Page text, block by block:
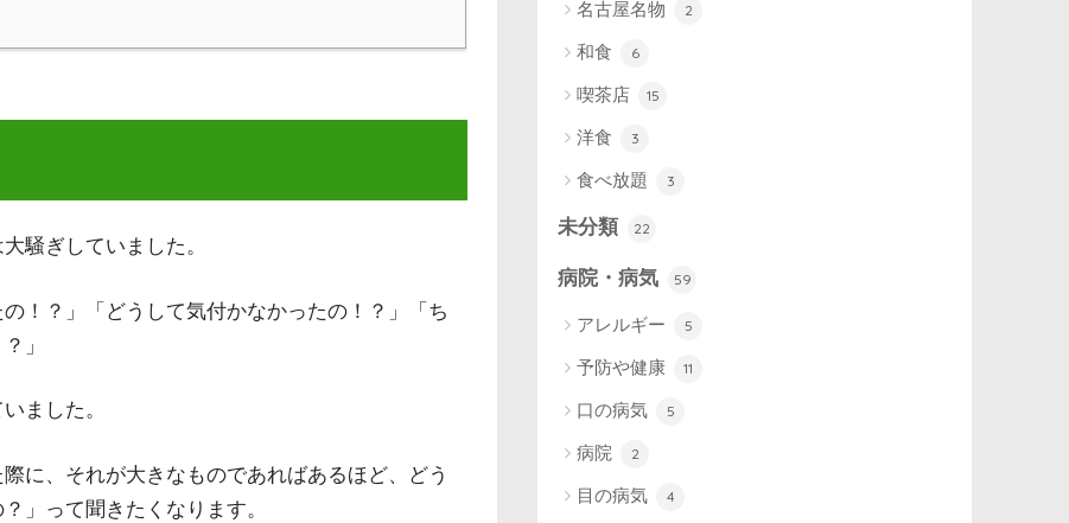
騒ぎしていました。
！？」「どうして気付かなかったの！？」「ち
」
ました。
に、それが大きなものであればあるほど、どう
」って聞きたくなります。
名古屋名物 2
和食 6
喫茶店 15
洋食 3
食べ放題 3
未分類 22
病院・病気 59
アレルギー 5
予防や健康 11
口の病気 5
病院 2
目の病気 4